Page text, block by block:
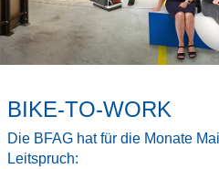
BIKE-TO-WORK
Die BFAG hat für die Monate
Leitspruch: